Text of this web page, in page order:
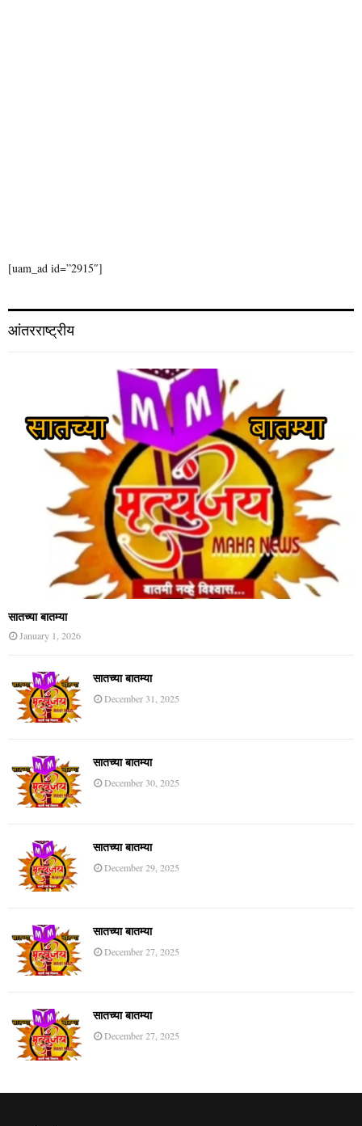
[uam_ad id=”2915″]
आंतरराष्ट्रीय
सातच्या बातम्या
January 1, 2026
सातच्या बातम्या
December 31, 2025
सातच्या बातम्या
December 30, 2025
सातच्या बातम्या
December 29, 2025
सातच्या बातम्या
December 27, 2025
सातच्या बातम्या
December 27, 2025